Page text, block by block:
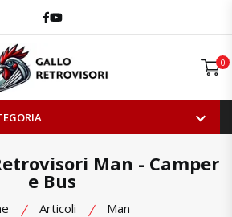
Facebook
Youtube
0
Man - Camper
e Bus
Articoli Man